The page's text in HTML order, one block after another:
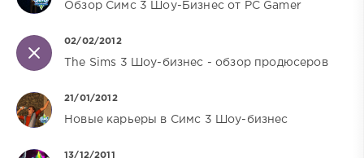
Обзор Симс 3 Шоу-Бизнес от PC Gamer
02/02/2012
The Sims 3 Шоу-бизнес - обзор продюсеров
21/01/2012
Новые карьеры в Симс 3 Шоу-бизнес
13/12/2011